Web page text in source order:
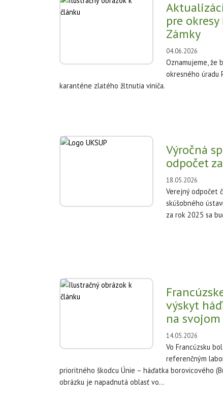
pre
Zámky
04.06.2026
Oznamujeme, že
okresného úradu
karanténe zlatého žltnutia viniča.
Výročná
odpočet
18.05.2026
Verejný odpočet
skúšobného
za rok 2025 sa
výskyt
na
14.05.2026
Vo Francúzsku
referenčným
prioritného škodcu Únie – háďatka borovicového
obrázku je napadnutá oblasť vo...